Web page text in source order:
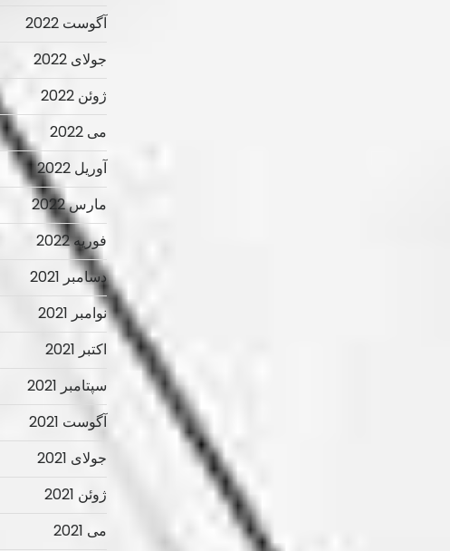
آگوست 2022
جولای 2022
ژوئن 2022
می 2022
آوریل 2022
مارس 2022
فوریه 2022
دسامبر 2021
نوامبر 2021
اکتبر 2021
سپتامبر 2021
آگوست 2021
جولای 2021
ژوئن 2021
می 2021